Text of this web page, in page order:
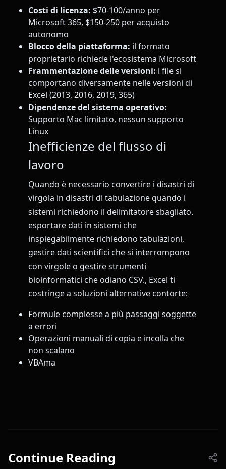
Costi di licenza: $70-100/anno per
Microsoft 365, $150-250 per acquisto
autonomo
Blocco della piattaforma: il formato
proprietario richiede l'ecosistema Microsoft
Frammentazione delle versioni: i file si
comportano diversamente nelle versioni di
Excel (2013, 2016, 2019, 365)
Dipendenze del sistema operativo:
Supporto Mac limitato, nessun supporto
Linux
Inefficienze del flusso di
lavoro
Quando è necessario convertire i disastri di
virgola in disastri di tabulazione quando i
sistemi richiedono il delimitatore sbagliato.
esportare dati in sistemi che
inspiegabilmente richiedono tabulazioni,
gestire dati scientifici che si interrompono
con virgole o gestire strumenti
bioinformatici che odiano CSV., Excel ti
costringe a soluzioni alternative contorte:
Formule complesse a più passaggi soggette
a errori
Operazioni manuali di copia e incolla che
non scalano
VBAma
Continue Reading